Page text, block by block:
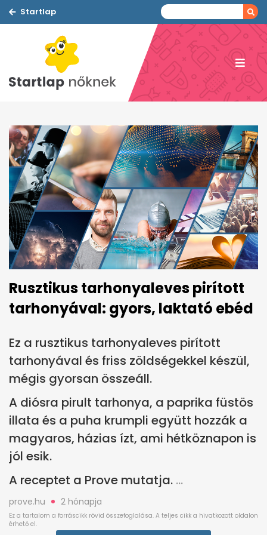
Startlap
Rusztikus tarhonyaleves pirított
tarhonyával: gyors, laktató ebéd
Ez a rusztikus tarhonyaleves pirított
tarhonyával és friss zöldségekkel készül,
mégis gyorsan összeáll.
A diósra pirult tarhonya, a paprika füstös
illata és a puha krumpli együtt hozzák a
magyaros, házias ízt, ami hétköznapon is
jól esik.
A receptet a Prove mutatja.
prove.hu 2 hónapja